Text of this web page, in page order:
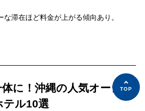
な滞在ほど料金が上がる傾向あり。
に！沖縄の人気オーシャ
テル10選